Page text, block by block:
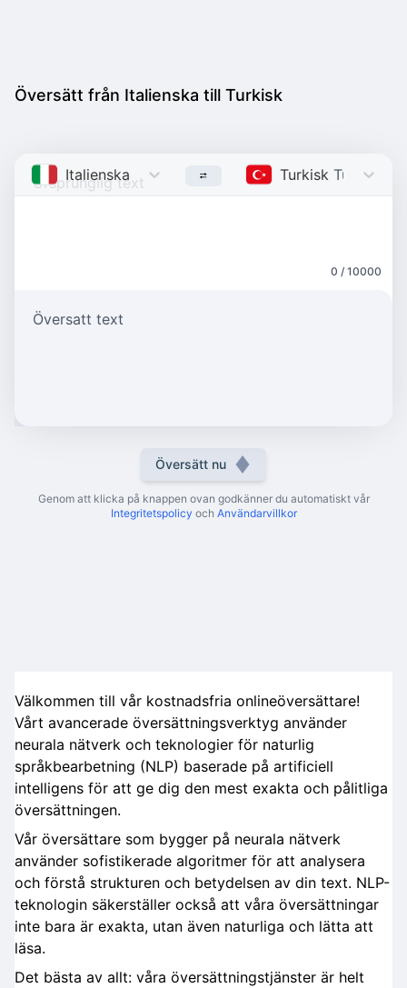
Översätt från Italienska till Turkisk
Italienska Italian Turkisk Turkish
0 / 10000
Översatt text
Översätt nu
Genom att klicka på knappen ovan godkänner du automatiskt vår
Integritetspolicy och Användarvillkor
Välkommen till vår kostnadsfria onlineöversättare!
Vårt avancerade översättningsverktyg använder
neurala nätverk och teknologier för naturlig
språkbearbetning (NLP) baserade på artificiell
intelligens för att ge dig den mest exakta och pålitliga
översättningen.
Vår översättare som bygger på neurala nätverk
använder sofistikerade algoritmer för att analysera
och förstå strukturen och betydelsen av din text. NLP-
teknologin säkerställer också att våra översättningar
inte bara är exakta, utan även naturliga och lätta att
läsa.
Det bästa av allt: våra översättningstjänster är helt